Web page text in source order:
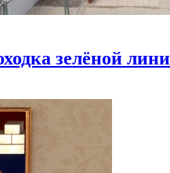
зелёной